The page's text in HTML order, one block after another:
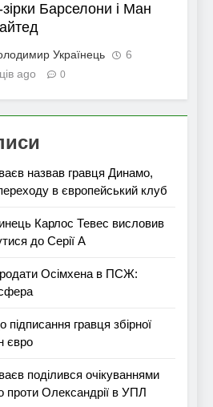
зірки Барселони і Ман
Українець
6
ago
0
назвав гравця Динамо,
в європейський клуб
Карлос Тевес висловив
до Серії А
Осімхена в ПСЖ:
гравця збірної
євро
поділився очікуваннями
проти Олександрії в УПЛ